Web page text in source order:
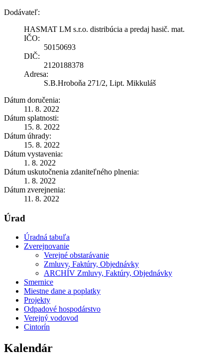
Dodávateľ:
HASMAT LM s.r.o. distribúcia a predaj hasič. mat.
IČO:
50150693
DIČ:
2120188378
Adresa:
S.B.Hroboňa 271/2, Lipt. Mikkuláš
Dátum doručenia:
11. 8. 2022
Dátum splatnosti:
15. 8. 2022
Dátum úhrady:
15. 8. 2022
Dátum vystavenia:
1. 8. 2022
Dátum uskutočnenia zdaniteľného plnenia:
1. 8. 2022
Dátum zverejnenia:
11. 8. 2022
Úrad
Úradná tabuľa
Zverejnovanie
Verejné obstarávanie
Zmluvy, Faktúry, Objednávky
ARCHÍV Zmluvy, Faktúry, Objednávky
Smernice
Miestne dane a poplatky
Projekty
Odpadové hospodárstvo
Verejný vodovod
Cintorín
Kalendár